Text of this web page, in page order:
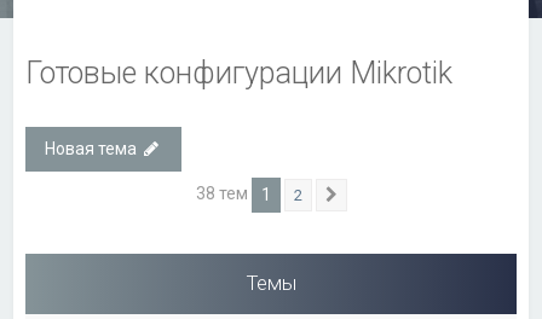
Готовые конфигурации Mikrotik
Новая тема
38 тем 1 2
Темы